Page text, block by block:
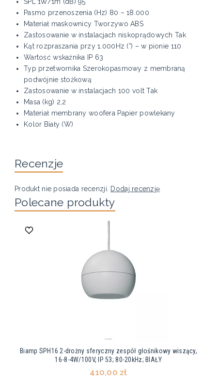
SPL 1W/1m (dB) 95
Pasmo przenoszenia (Hz) 80 – 18.000
Materiał maskownicy Tworzywo ABS
Zastosowanie w instalacjach niskoprądowych Tak
Kąt rozpraszania przy 1.000Hz (°) – w pionie 110
Wartość wskaźnika IP 63
Typ przetwornika Szerokopasmowy z membraną
podwójnie stożkową
Zastosowanie w instalacjach 100 volt Tak
Masa (kg) 2,2
Materiał membrany woofera Papier powlekany
Kolor Biały (W)
Recenzje
Produkt nie posiada recenzji. Dodaj recenzję
Polecane produkty
Biamp SPH16 2-drożny sferyczny zespół głośnikowy wiszący,
16-8-4W/100V, IP 53; 80-20kHz; BIAŁY
410,00 zł